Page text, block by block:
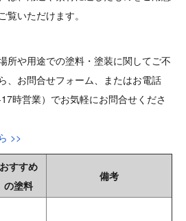
覧いただけます。
所や用途での塗料・塗装に関してご不
、お問合せフォーム、またはお電話
時営業）でお気軽にお問合せくださ
>>
おすすめ
の塗料
備考